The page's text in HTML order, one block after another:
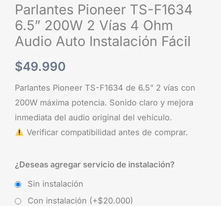
Parlantes Pioneer TS-F1634
6.5” 200W 2 Vías 4 Ohm
Audio Auto Instalación Fácil
$49.990
Parlantes Pioneer TS-F1634 de 6.5” 2 vías con
200W máxima potencia. Sonido claro y mejora
inmediata del audio original del vehículo.
Verificar compatibilidad antes de comprar.
¿Deseas agregar servicio de instalación?
Sin instalación
Con instalación (+$20.000)